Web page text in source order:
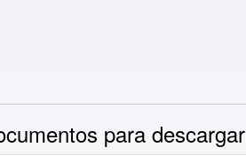
para descargar